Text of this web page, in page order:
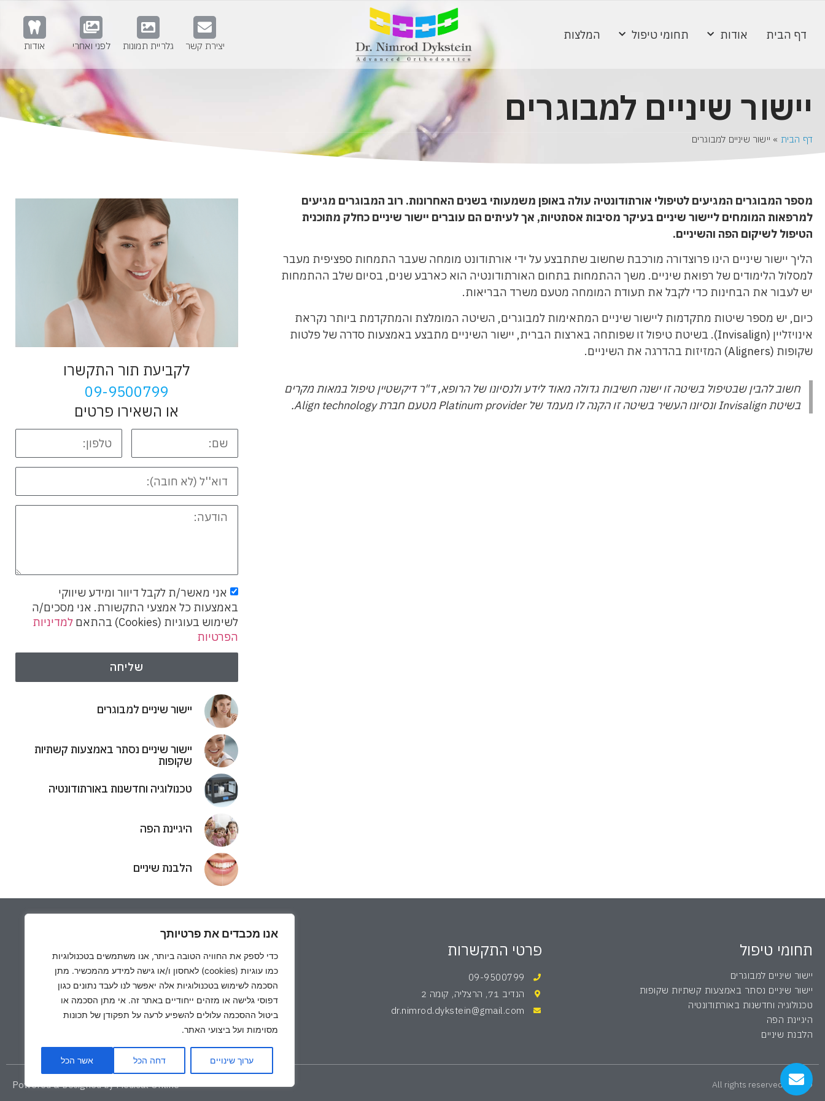
אנו מכבדים את פרטיותך
כדי לספק את החוויה הטובה ביותר, אנו משתמשים בטכנולוגיות
כמו עוגיות (cookies) לאחסון ו/או גישה למידע מהמכשיר. מתן
הסכמה לשימוש בטכנולוגיות אלה יאפשר לנו לעבד נתונים כגון
דפוסי גלישה או מזהים ייחודיים באתר זה. אי מתן הסכמה או
ביטול ההסכמה עלולים להשפיע לרעה על תפקודן של תכונות
מסוימות ועל ביצועי האתר.
ערוך שינויים דחה הכל אשר הכל
דף הבית אודות תחומי טיפול המלצות
יצירת קשר גלריית תמונות לפני ואחרי אודות
יישור שיניים למבוגרים
דף הבית » יישור שיניים למבוגרים
מספר המבוגרים המגיעים לטיפולי אורתודונטיה עולה באופן משמעותי בשנים האחרונות. רוב המבוגרים מגיעים
למרפאות המומחים ליישור שיניים בעיקר מסיבות אסתטיות, אך לעיתים הם עוברים יישור שיניים כחלק מתוכנית
הטיפול לשיקום הפה והשיניים.
הליך יישור שיניים הינו פרוצדורה מורכבת שחשוב שתתבצע על ידי אורתודונט מומחה שעבר התמחות ספציפית מעבר
למסלול הלימודים של רפואת שיניים. משך ההתמחות בתחום האורתודונטיה הוא כארבע שנים, בסיום שלב ההתמחות
יש לעבור את הבחינות כדי לקבל את תעודת המומחה מטעם משרד הבריאות.
כיום, יש מספר שיטות מתקדמות ליישור שיניים המתאימות למבוגרים, השיטה המומלצת והמתקדמת ביותר נקראת
אינויזליין (Invisalign). בשיטת טיפול זו שפותחה בארצות הברית, יישור השיניים מתבצע באמצעות סדרה של פלטות
שקופות (Aligners) המזיזות בהדרגה את השיניים.
חשוב להבין שבטיפול בשיטה זו ישנה חשיבות גדולה מאוד לידע ולנסיונו של הרופא, ד"ר דיקשטיין טיפול במאות מקרים
בשיטת Invisalign ונסיונו העשיר בשיטה זו הקנה לו מעמד של Platinum provider מטעם חברת Align technology.
לקביעת תור התקשרו
09-9500799
או השאירו פרטים
אני מאשר/ת לקבל דיוור ומידע שיווקי
באמצעות כל אמצעי התקשורת. אני מסכים/ה
לשימוש בעוגיות (Cookies) בהתאם
למדיניות
הפרטיות
שליחה
יישור שיניים למבוגרים
יישור שיניים נסתר באמצעות קשתיות
שקופות
טכנולוגיה וחדשנות באורתודונטיה
היגיינת הפה
הלבנת שיניים
תחומי טיפול
יישור שיניים למבוגרים
יישור שיניים נסתר באמצעות קשתיות שקופות
טכנולוגיה וחדשנות באורתודונטיה
היגיינת הפה
הלבנת שיניים
פרטי התקשרות
09-9500799
הנדיב 71, הרצליה, קומה 2
dr.nimrod.dykstein@gmail.com
הצהרת נגישות
© 2019 All rights reserved
Powered & Designed by Medical Online